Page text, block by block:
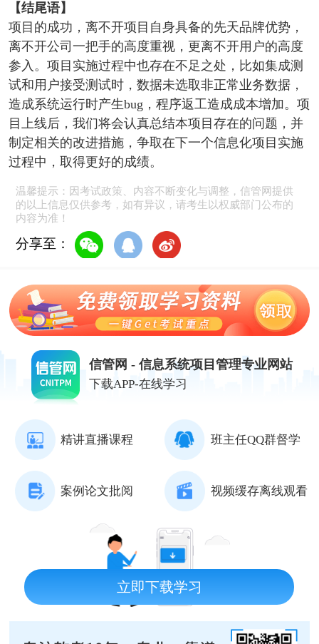
【结尾语】
项目的成功，离不开项目自身具备的先天品牌优势，
离不开公司一把手的高度重视，更离不开用户的高度
参入。项目实施过程中也存在不足之处，比如集成测
试和用户接受测试时，数据未选取非正常业务数据，
造成系统运行时产生bug，程序返工造成成本增加。项
目上线后，我们将会认真总结本项目存在的问题，并
制定相关的改进措施，争取在下一个信息化项目实施
过程中，取得更好的成绩。
温馨提示：因考试政策、内容不断变化与调整，信管网提供
的以上信息仅供参考，如有异议，请考生以权威部门公布的
内容为准！
分享至：
信管网 - 信息系统项目管理专业网站
下载APP-在线学习
精讲直播课程 班主任QQ群督学
案例论文批阅 视频缓存离线观看
立即下载学习